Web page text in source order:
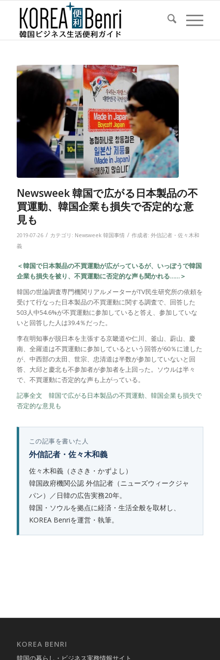
Newsweek 韓国で広がる日本製品の不
買運動、韓国企業も損失で否定的な意
見も
2019-07-26 / カテゴリ: Newsweek 韓国事情 / 作成者: 外信記者・佐々木和
義
＜韓国で日本製品の不買運動が広がっているが、いっぽうで韓国
企業も損失を被り、不買運動に否定的な声も聞かれる……＞
韓国の世論調査専門機関リアルメーターがTV民生研究所の依頼を
受けて行なった日本製品の不買運動に関する調査で、回答した
503人中54.6%が不買運動に参加していると答え、参加していな
いと回答した人は39.4％だった。
李在明知事が脱日本を主張する京畿道や仁川、釜山、蔚山、慶
南、全羅道は不買運動に参加しているという回答が60％に達した
が、中西部の太田、世宗、忠清道は半数が参加していないと回
答、大邱と慶北も不参加者が参加者を上回った。ソウルは半々
で、不買運動に否定的な声も上がっている。
記事全文 韓国で広がる日本製品の不買運動、韓国企業も損失で
否定的な意見も
この記事を書いた人
外信記者・佐々木和義
佐々木和義（ささき・かずよし）
韓国政府機関公認 外信記者（ニューズウィークジャ
パン）／日韓の広告実務20年。
韓国・ソウルを拠点に経済・生活全般を取材し、
KOREA Benriを運営・執筆。
KOREA BENRI